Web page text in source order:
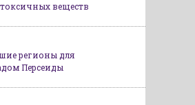
токсичных веществ
регионы для
Персеиды